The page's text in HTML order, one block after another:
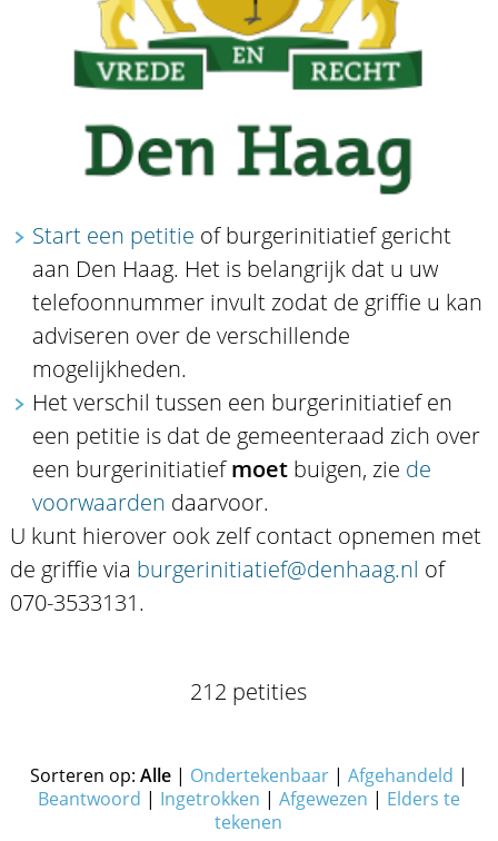
Start een petitie of burgerinitiatief gericht
aan Den Haag. Het is belangrijk dat u uw
telefoonnummer invult zodat de griffie u kan
adviseren over de verschillende
mogelijkheden.
Het verschil tussen een burgerinitiatief en
een petitie is dat de gemeenteraad zich over
een burgerinitiatiefmoetbuigen, zie de
voorwaarden daarvoor.
U kunt hierover ook zelf contact opnemen met
de griffie via burgerinitiatief@denhaag.nl of
070-3533131.
212 petities
Sorteren op: Alle| Ondertekenbaar| Afgehandeld |
Beantwoord | Ingetrokken | Afgewezen | Elders te
tekenen